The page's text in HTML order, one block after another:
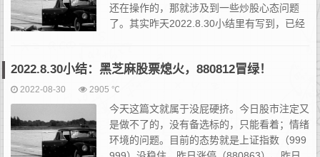
还在操作的，那就涉及到一些炒股心态问题
了。其实昨天2022.8.30小结里有写到，已经
2022.8.30小结：黑芝麻股票熄火，880812冒绿！
2022-08-30 2905 ℃
今天这篇文就属于没屁硬挤。今日股市注定又
是做不了的，没有备选标的，只能看着；情绪
环境的问题。目前的态势就是上证指数（999